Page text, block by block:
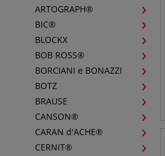
ARTOGRAPH®
BIC®
BLOCKX
BOB ROSS®
BORCIANI e BONAZZI
BOTZ
BRAUSE
CANSON®
CARAN d'ACHE®
CERNIT®